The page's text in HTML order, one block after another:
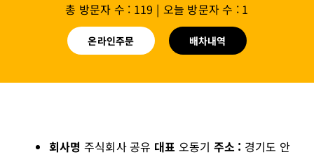
총 방문자 수 : 119 | 오늘 방문자 수 : 1
온라인주문 배차내역
회사명 주식회사 공유 대표 오동기 주소 : 경기도 안